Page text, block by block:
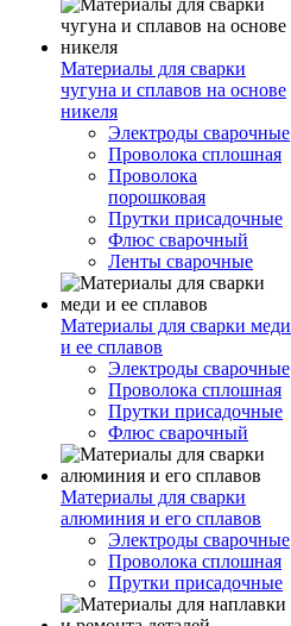
Материалы для сварки
чугуна и сплавов на основе
никеля
Электроды сварочные
Проволока сплошная
Проволока
порошковая
Прутки присадочные
Флюс сварочный
Ленты сварочные
Материалы для сварки меди
и ее сплавов
Электроды сварочные
Проволока сплошная
Прутки присадочные
Флюс сварочный
Материалы для сварки
алюминия и его сплавов
Электроды сварочные
Проволока сплошная
Прутки присадочные